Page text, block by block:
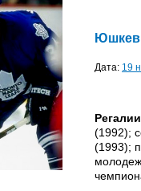
Дата: 19
(1992);
(1993);